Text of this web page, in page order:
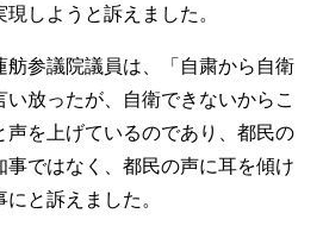
しようと訴えました。
舫参議院議員は、「自粛から自衛
放ったが、自衛できないからこ
声を上げているのであり、都民の
事ではなく、都民の声に耳を傾け
と訴えました。